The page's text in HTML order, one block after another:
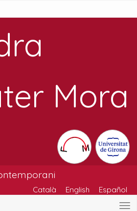
Mora
Català English Español